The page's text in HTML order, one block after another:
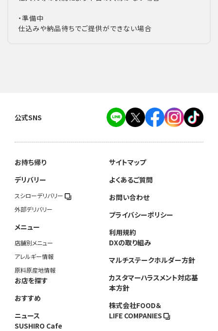
・準備中
仕込みや納品待ちでご提供ができない場合
公式SNS
お持ち帰り
デリバリー
スシローデリバリー
外部デリバリー
メニュー
店舗別メニュー
アレルギー情報
原料原産地情報
お店を探す
おすすめ
ニュース
SUSHIRO Cafe
サイトマップ
よくあるご質問
お問い合わせ
プライバシーポリシー
利用規約
DXの取り組み
マルチステークホルダー方針
カスタマーハラスメント対応基
本方針
株式会社FOOD＆
LIFE COMPANIES